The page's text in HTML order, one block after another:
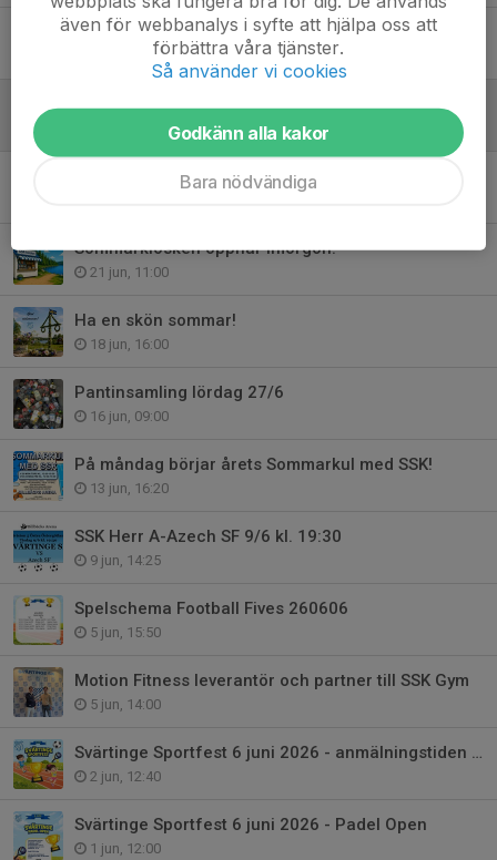
SSK Dam A-Mjölby AI FF 26/6 kl. 19:00
26 jun, 09:00
SSK Herr A-Valdemarsviks IF 25/6 kl. 19:30
Tack till våra sponsorer av Sommarkul med SSK!
Sommarkiosken öppnar imorgon!
21 jun, 11:00
Ha en skön sommar!
18 jun, 16:00
Pantinsamling lördag 27/6
16 jun, 09:00
På måndag börjar årets Sommarkul med SSK!
13 jun, 16:20
SSK Herr A-Azech SF 9/6 kl. 19:30
9 jun, 14:25
Spelschema Football Fives 260606
5 jun, 15:50
Motion Fitness leverantör och partner till SSK Gym
5 jun, 14:00
Svärtinge Sportfest 6 juni 2026 - anmälningstiden förlängs till torsdag 4/6
2 jun, 12:40
Svärtinge Sportfest 6 juni 2026 - Padel Open
1 jun, 12:00
även för webbanalys i syfte att hjälpa oss att
förbättra våra tjänster.
Så använder vi cookies
Godkänn alla kakor
Bara nödvändiga